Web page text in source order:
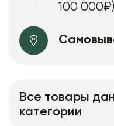
100 000₽)
Все товары
категории